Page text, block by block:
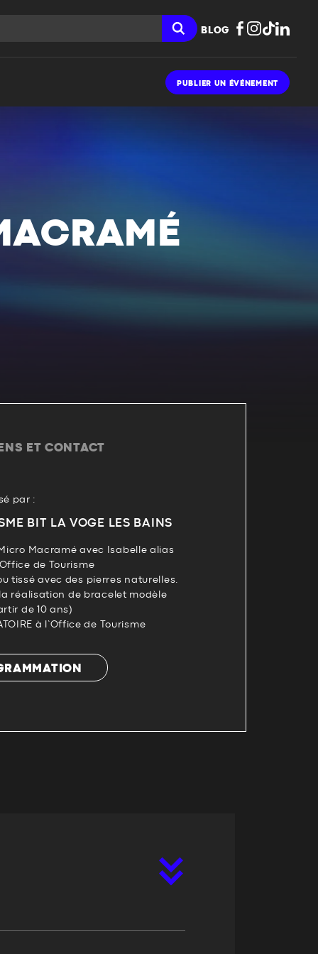
BLOG
PUBLIER UN ÉVÉNEMENT
ET CONTACT
par :
BIT LA VOGE LES BAINS
Macramé avec Isabelle alias
de Tourisme
tissé avec des pierres naturelles.
réalisation de bracelet modèle
de 10 ans)
à l’Office de Tourisme